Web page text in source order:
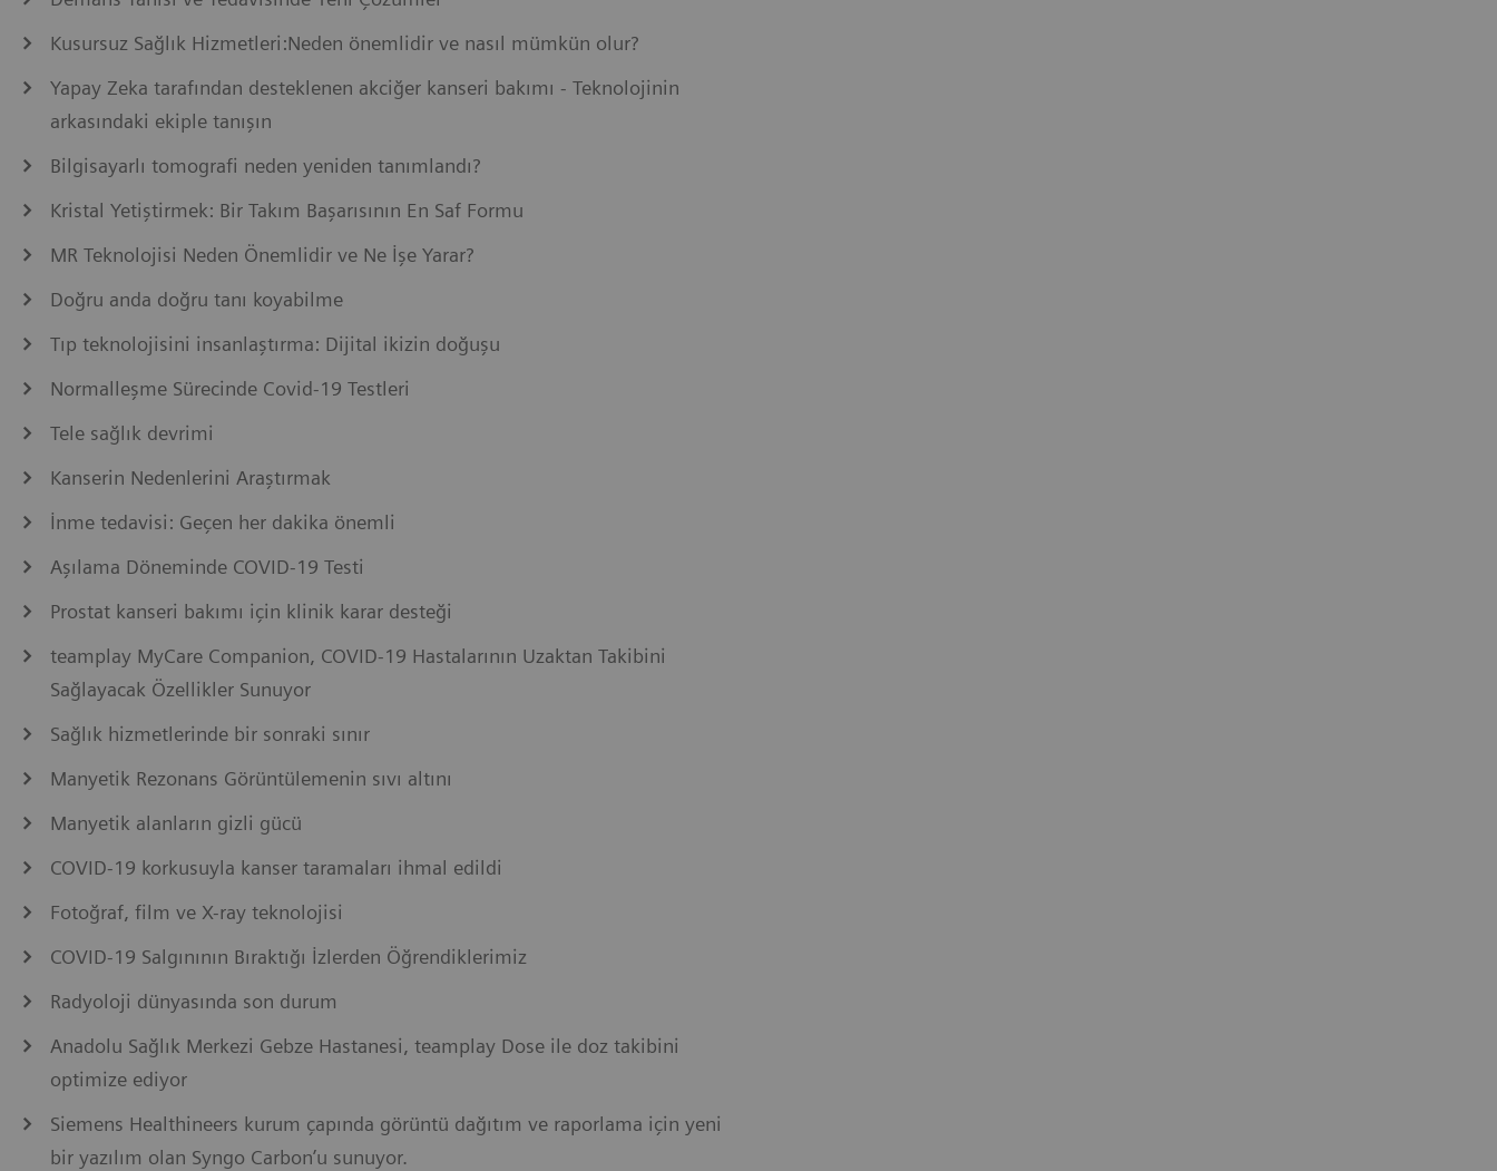
Kusursuz Sağlık Hizmetleri:Neden önemlidir ve nasıl mümkün olur?
Yapay Zeka tarafından desteklenen akciğer kanseri bakımı - Teknolojinin
arkasındaki ekiple tanışın
Bilgisayarlı tomografi neden yeniden tanımlandı?
Kristal Yetiştirmek: Bir Takım Başarısının En Saf Formu
MR Teknolojisi Neden Önemlidir ve Ne İşe Yarar?
Doğru anda doğru tanı koyabilme
Tıp teknolojisini insanlaştırma: Dijital ikizin doğuşu
Normalleşme Sürecinde Covid-19 Testleri
Tele sağlık devrimi
Kanserin Nedenlerini Araştırmak
İnme tedavisi: Geçen her dakika önemli
Aşılama Döneminde COVID-19 Testi
Prostat kanseri bakımı için klinik karar desteği
teamplay MyCare Companion, COVID-19 Hastalarının Uzaktan Takibini
Sağlayacak Özellikler Sunuyor
Sağlık hizmetlerinde bir sonraki sınır
Manyetik Rezonans Görüntülemenin sıvı altını
Manyetik alanların gizli gücü
COVID-19 korkusuyla kanser taramaları ihmal edildi
Fotoğraf, film ve X-ray teknolojisi
COVID-19 Salgınının Bıraktığı İzlerden Öğrendiklerimiz
Radyoloji dünyasında son durum
Anadolu Sağlık Merkezi Gebze Hastanesi, teamplay Dose ile doz takibini
optimize ediyor
Siemens Healthineers kurum çapında görüntü dağıtım ve raporlama için yeni
bir yazılım olan Syngo Carbon’u sunuyor.